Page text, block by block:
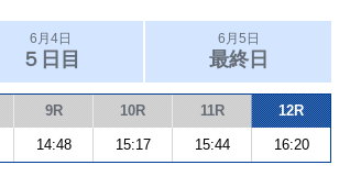
6月4日
５日目
6月5日
最終日
9R 10R 11R 12R
14:48 15:17 15:44 16:20